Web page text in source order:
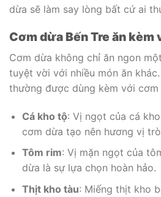
dừa sẽ làm say lòng bất cứ ai
Cơm dừa Bến Tre ăn kèm
Cơm dừa không chỉ ăn ngon
tuyệt vời với nhiều món ăn
thường được dùng kèm với
Cá kho tộ: Vị ngọt của cá
cơm dừa tạo nên hương vị
Tôm rim: Vị mặn ngọt của
dừa là sự lựa chọn hoàn hảo.
Thịt kho tàu: Miếng thịt kho